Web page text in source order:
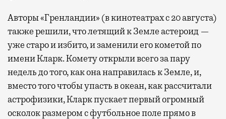
Авторы «Гренландии» (в кинотеатрах с 20 августа)
также решили, что летящий к Земле астероид —
уже старо и избито, и заменили его кометой по
имени Кларк. Комету открыли всего за пару
недель до того, как она направилась к Земле, и,
вместо того чтобы упасть в океан, как рассчитали
астрофизики, Кларк пускает первый огромный
осколок размером с футбольное поле прямо в